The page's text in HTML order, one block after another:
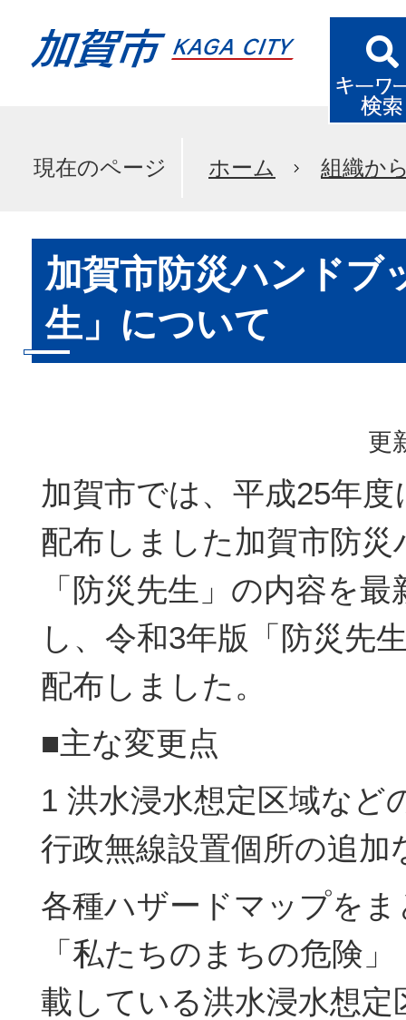
現在のページ ホーム 組織か
加賀市防災ハンドブ
生」について
更
加賀市では、平成25年
配布しました加賀市防
「防災先生」の内容を
し、令和3年版「防災先
配布しました。
■主な変更点
1 洪水浸水想定区域など
行政無線設置個所の追加
各種ハザードマップを
「私たちのまちの危険
載している洪水浸水想定